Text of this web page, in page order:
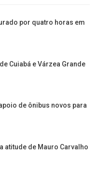
por quatro horas em
Cuiabá e Várzea Grande
de ônibus novos para
atitude de Mauro Carvalho